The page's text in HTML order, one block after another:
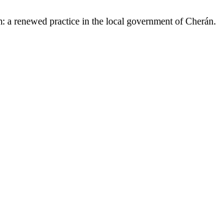
renewed practice in the local government of Cherán.